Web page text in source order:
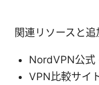
関連リソースと追
NordVPN公
VPN比較サイ